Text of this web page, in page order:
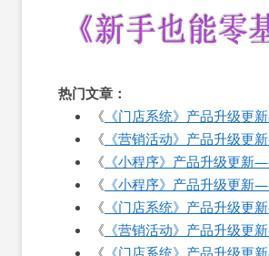
热门文章：
《 《门店系统》产品升级更
《 《营销活动》产品升级更
《 《小程序》产品升级更新
《 《小程序》产品升级更新
《 《门店系统》产品升级更
《 《营销活动》产品升级更
《 《门店系统》产品升级更